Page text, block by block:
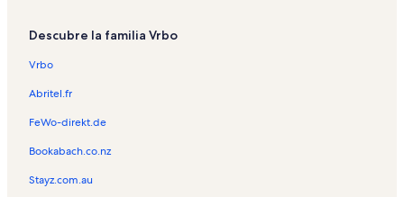
Descubre la familia Vrbo
Vrbo
Abritel.fr
FeWo-direkt.de
Bookabach.co.nz
Stayz.com.au